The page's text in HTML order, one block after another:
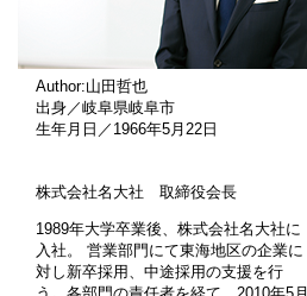
Author:山田哲也
出身／岐阜県岐阜市
生年月日／1966年5月22日
株式会社名大社 取締役会長
1989年大学卒業後、株式会社名大社に
入社。 営業部門にて東海地区の企業に
対し新卒採用、中途採用の支援を行